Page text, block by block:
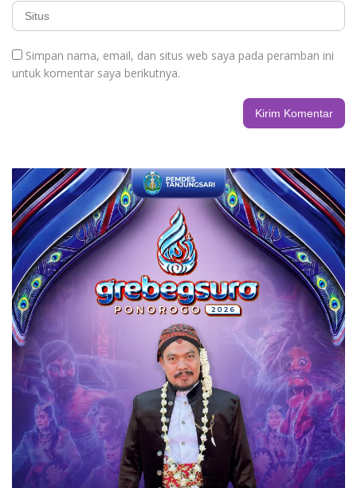
Simpan nama, email, dan situs web saya pada peramban ini
untuk komentar saya berikutnya.